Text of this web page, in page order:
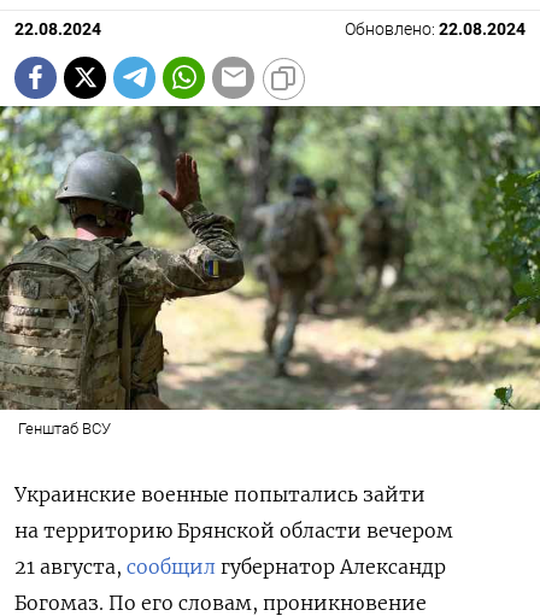
22.08.2024 Обновлено: 22.08.2024
Генштаб ВСУ
Украинские военные попытались зайти
на территорию Брянской области вечером
21 августа, сообщил губернатор Александр
Богомаз. По его словам, проникновение